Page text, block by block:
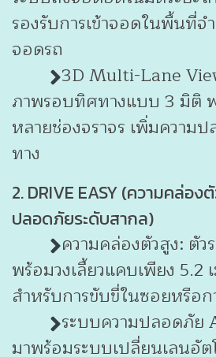
รองรับการเข้าจอดในพื้นที่จ
จอดรถ
3D Multi-Lane
ภาพรอบทิศทางแบบ 3 มิติ
หลายช่องจราจร เพิ่มความ
ทาง
2. DRIVE EASY (ความคล่อง
ปลอดภัยระดับสากล)
ความคล่องตัวสูง: ตัว
พร้อมวงเลี้ยวแคบเพียง 5.2
สำหรับการขับขี่ในซอยหรือ
ระบบความปลอดภัย
มาพร้อมระบบเปลี่ยนเลนอั